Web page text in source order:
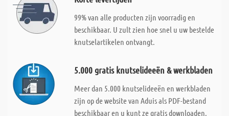
99% van alle producten zijn voorradig en
beschikbaar. U zult zien hoe snel u uw bestelde
knutselartikelen ontvangt.
5.000 gratis knutselideeën & werkbladen
Meer dan 5.000 knutselideeën en werkbladen
zijn op de website van Aduis als PDF-bestand
beschikbaar en u kunt ze gratis downloaden.